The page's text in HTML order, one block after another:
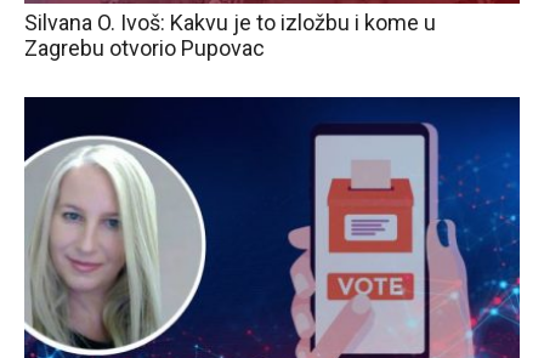
Silvana O. Ivoš: Kakvu je to izložbu i kome u
Zagrebu otvorio Pupovac